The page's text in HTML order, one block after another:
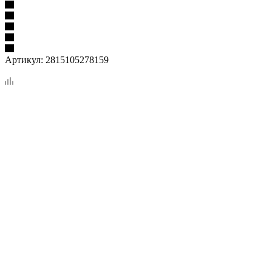
Артикул: 2815105278159